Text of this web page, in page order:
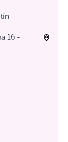
16 -